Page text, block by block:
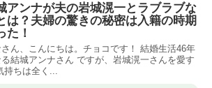
アンナが夫の岩城滉一とラブラブな
は？夫婦の驚きの秘密は入籍の時期
た！
ん、こんにちは。チョコです！ 結婚生活46年
る結城アンナさん ですが、岩城滉一さんを愛す
持ちは全く...